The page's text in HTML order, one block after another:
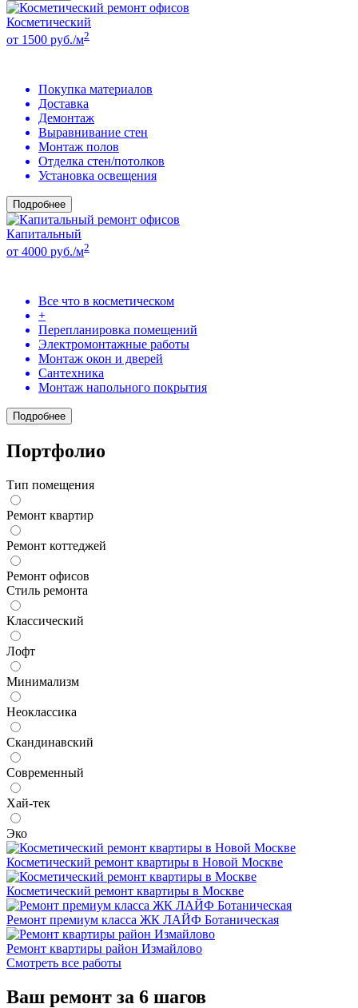
Косметический
от 1500 руб./м2
Покупка материалов
Доставка
Демонтаж
Выравнивание стен
Монтаж полов
Отделка стен/потолков
Установка освещения
Подробнее
Капитальный
от 4000 руб./м2
Все что в косметическом
+
Перепланировка помещений
Электромонтажные работы
Монтаж окон и дверей
Сантехника
Монтаж напольного покрытия
Подробнее
Портфолио
Тип помещения
Ремонт квартир
Ремонт коттеджей
Ремонт офисов
Стиль ремонта
Классический
Лофт
Минимализм
Неоклассика
Скандинавский
Современный
Хай-тек
Эко
Косметический ремонт квартиры в Новой Москве
Косметический ремонт квартиры в Москве
Ремонт премиум класса ЖК ЛАЙФ Ботаническая
Ремонт квартиры район Измайлово
Смотреть все работы
Ваш ремонт за 6 шагов